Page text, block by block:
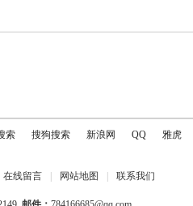
索 搜狗搜索 新浪网 QQ 雅虎
在线留言 网站地图 联系我们